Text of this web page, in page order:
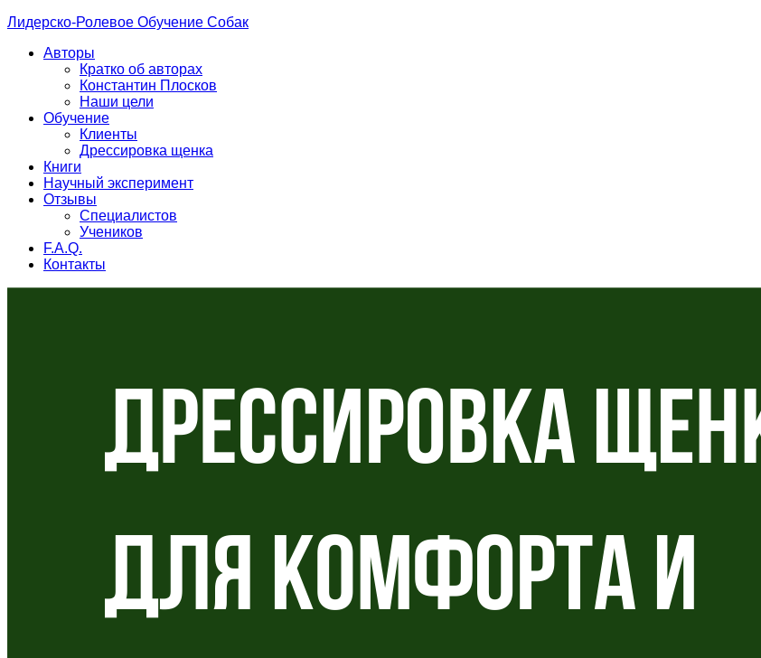
Лидерско-Ролевое Обучение Собак
Авторы
Кратко об авторах
Константин Плосков
Наши цели
Обучение
Клиенты
Дрессировка щенка
Книги
Научный эксперимент
Отзывы
Специалистов
Учеников
F.A.Q.
Контакты